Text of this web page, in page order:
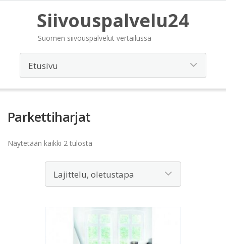
Siivouspalvelu24
Suomen siivouspalvelut vertailussa
Parkettiharjat
Näytetään kaikki 2 tulosta